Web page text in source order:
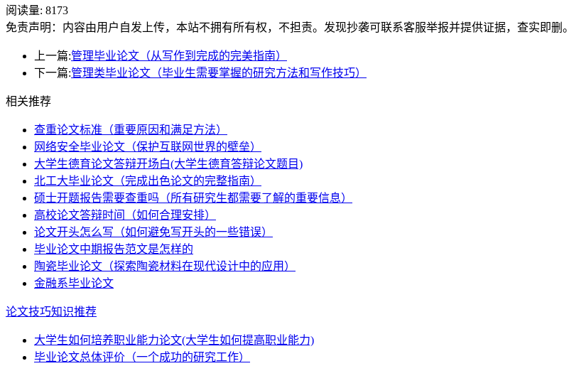
阅读量: 8173
免责声明：内容由用户自发上传，本站不拥有所有权，不担责。发现抄袭可联系客服举报并提供证据，查实即删。
上一篇:管理毕业论文（从写作到完成的完美指南）
下一篇:管理类毕业论文（毕业生需要掌握的研究方法和写作技巧）
相关推荐
查重论文标准（重要原因和满足方法）
网络安全毕业论文（保护互联网世界的壁垒）
大学生德育论文答辩开场白(大学生德育答辩论文题目)
北工大毕业论文（完成出色论文的完整指南）
硕士开题报告需要查重吗（所有研究生都需要了解的重要信息）
高校论文答辩时间（如何合理安排）
论文开头怎么写（如何避免写开头的一些错误）
毕业论文中期报告范文是怎样的
陶瓷毕业论文（探索陶瓷材料在现代设计中的应用）
金融系毕业论文
论文技巧知识推荐
大学生如何培养职业能力论文(大学生如何提高职业能力)
毕业论文总体评价（一个成功的研究工作）